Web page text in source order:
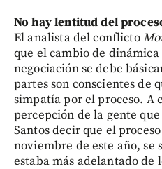
No hay lentitud del
El analista del conflicto
que el cambio de
negociación se debe
partes son conscientes de
simpatía por el proceso. A
percepción de la gente
Santos decir que el
noviembre de este año, se
estaba más adelantado de